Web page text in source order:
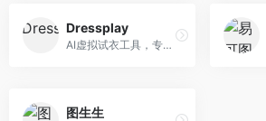
Dressplay
AI虚拟试衣工具，专注于服装电商体验。面向服装电商，提供虚拟试穿、尺码推荐、穿搭建议等服务，试衣体验真实。
图生生